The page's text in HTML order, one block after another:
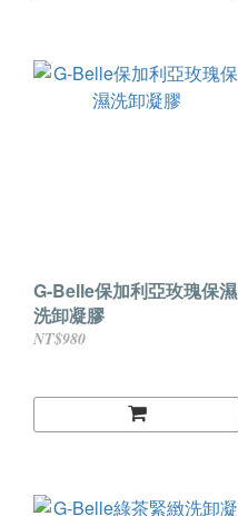
G-Belle保加利亞玫瑰保濕
洗卸凝膠
NT$980